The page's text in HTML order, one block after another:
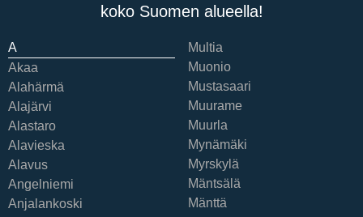
koko Suomen alueella!
A
Akaa
Alahärmä
Alajärvi
Alastaro
Alavieska
Alavus
Angelniemi
Anjalankoski
Multia
Muonio
Mustasaari
Muurame
Muurla
Mynämäki
Myrskylä
Mäntsälä
Mänttä